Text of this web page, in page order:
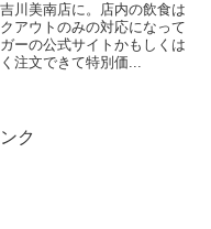
川美南店に。店内の飲食は
アウトのみの対応になって
ーの公式サイトかもしくは
注文できて特別価...
ク